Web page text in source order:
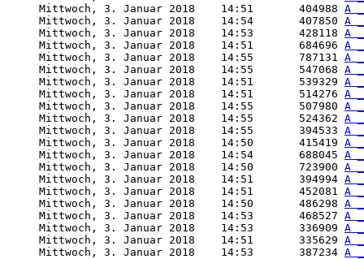
     Mittwoch, 3. Januar 2018    14:51       404988
A
     Mittwoch, 3. Januar 2018    14:54       407850
A
     Mittwoch, 3. Januar 2018    14:53       428118
A
     Mittwoch, 3. Januar 2018    14:51       684696
A
     Mittwoch, 3. Januar 2018    14:55       787131
A
     Mittwoch, 3. Januar 2018    14:55       547068
A
     Mittwoch, 3. Januar 2018    14:51       539329
A
     Mittwoch, 3. Januar 2018    14:51       514276
A
     Mittwoch, 3. Januar 2018    14:55       507980
A
     Mittwoch, 3. Januar 2018    14:55       524362
A
     Mittwoch, 3. Januar 2018    14:55       394533
A
     Mittwoch, 3. Januar 2018    14:50       415419
A
     Mittwoch, 3. Januar 2018    14:54       688045
A
     Mittwoch, 3. Januar 2018    14:50       723900
A
     Mittwoch, 3. Januar 2018    14:51       394994
A
     Mittwoch, 3. Januar 2018    14:51       452081
A
     Mittwoch, 3. Januar 2018    14:50       486298
A
     Mittwoch, 3. Januar 2018    14:53       468527
A
     Mittwoch, 3. Januar 2018    14:53       336909
A
     Mittwoch, 3. Januar 2018    14:51       335629
A
     Mittwoch, 3. Januar 2018    14:53       387234
A